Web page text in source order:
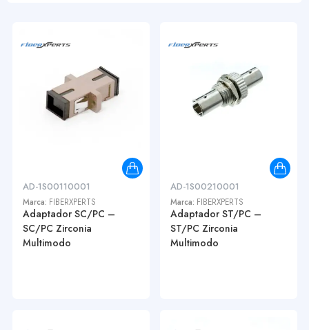
AD-1S00110001
Marca: FIBERXPERTS
Adaptador SC/PC –
SC/PC Zirconia
Multimodo
AD-1S00210001
Marca: FIBERXPERTS
Adaptador ST/PC –
ST/PC Zirconia
Multimodo